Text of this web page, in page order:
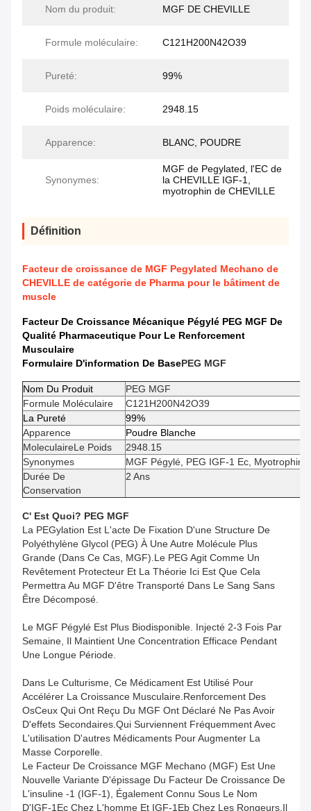
Nom du produit: MGF DE CHEVILLE
Formule moléculaire: C121H200N42O39
Pureté: 99%
Poids moléculaire: 2948.15
Apparence: BLANC, POUDRE
Synonymes:
MGF de Pegylated, l'EC de
la CHEVILLE IGF-1,
myotrophin de CHEVILLE
Définition
Facteur de croissance de MGF Pegylated Mechano de
CHEVILLE de catégorie de Pharma pour le bâtiment de
muscle
Facteur De Croissance Mécanique Pégylé PEG MGF De
Qualité Pharmaceutique Pour Le Renforcement
Musculaire
Formulaire D'information De BasePEG MGF
Nom Du Produit
PEG MGF
Formule Moléculaire
C121H200N42O39
La Pureté
99%
Apparence
Poudre Blanche
MoleculaireLe Poids
2948.15
Synonymes
MGF Pégylé, PEG IGF-1 Ec, Myotrophine
Durée De
Conservation
2 Ans
C' Est Quoi? PEG MGF
La PEGylation Est L'acte De Fixation D'une Structure De
Polyéthylène Glycol (PEG) À Une Autre Molécule Plus
Grande (dans Ce Cas, MGF).Le PEG Agit Comme Un
Revêtement Protecteur Et La Théorie Ici Est Que Cela
Permettra Au MGF D'être Transporté Dans Le Sang Sans
Être Décomposé.
Le MGF Pégylé Est Plus Biodisponible. Injecté 2-3 Fois Par
Semaine, Il Maintient Une Concentration Efficace Pendant
Une Longue Période.
Dans Le Culturisme, Ce Médicament Est Utilisé Pour
Accélérer La Croissance Musculaire.renforcement Des
OsCeux Qui Ont Reçu Du MGF Ont Déclaré Ne Pas Avoir
D'effets Secondaires.qui Surviennent Fréquemment Avec
L'utilisation D'autres Médicaments Pour Augmenter La
Masse Corporelle.
Le Facteur De Croissance MGF Mechano (MGF) Est Une
Nouvelle Variante D'épissage Du Facteur De Croissance De
L'insuline -1 (IGF-1), Également Connu Sous Le Nom
D'IGF-1Ec Chez L'homme Et IGF-1Eb Chez Les Rongeurs.Il